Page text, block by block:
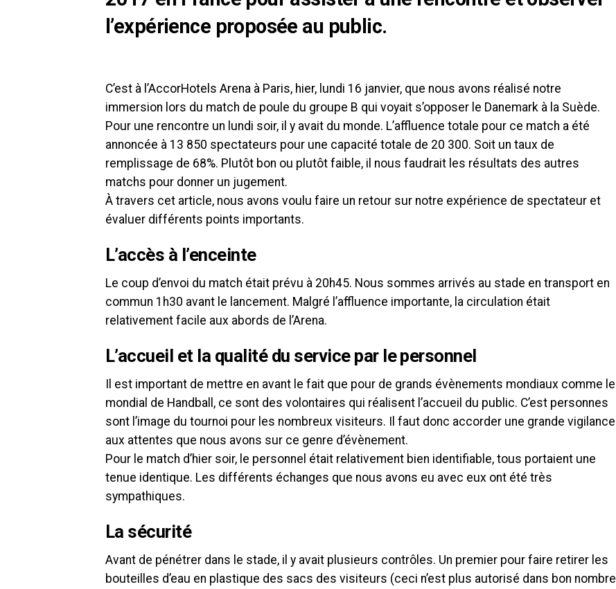
l’expérience proposée au public.
C’est à l’AccorHotels Arena à Paris, hier, lundi 16 janvier, que nous avons réalisé notre
immersion lors du match de poule du groupe B qui voyait s’opposer le Danemark à la Suède.
Pour une rencontre un lundi soir, il y avait du monde. L’affluence totale pour ce match a été
annoncée à 13 850 spectateurs pour une capacité totale de 20 300. Soit un taux de
remplissage de 68%. Plutôt bon ou plutôt faible, il nous faudrait les résultats des autres
matchs pour donner un jugement.
À travers cet article, nous avons voulu faire un retour sur notre expérience de spectateur et
évaluer différents points importants.
L’accès à l’enceinte
Le coup d’envoi du match était prévu à 20h45. Nous sommes arrivés au stade en transport en
commun 1h30 avant le lancement. Malgré l’affluence importante, la circulation était
relativement facile aux abords de l’Arena.
L’accueil et la qualité du service par le personnel
Il est important de mettre en avant le fait que pour de grands évènements mondiaux comme le
mondial de Handball, ce sont des volontaires qui réalisent l’accueil du public. C’est personnes
sont l’image du tournoi pour les nombreux visiteurs. Il faut donc accorder une grande vigilance
aux attentes que nous avons sur ce genre d’évènement.
Pour le match d’hier soir, le personnel était relativement bien identifiable, tous portaient une
tenue identique. Les différents échanges que nous avons eu avec eux ont été très
sympathiques.
La sécurité
Avant de pénétrer dans le stade, il y avait plusieurs contrôles. Un premier pour faire retirer les
bouteilles d’eau en plastique des sacs des visiteurs (ceci n’est plus autorisé dans bon nombre